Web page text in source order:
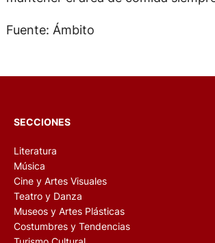
Fuente: Ámbito
SECCIONES
Literatura
Música
Cine y Artes Visuales
Teatro y Danza
Museos y Artes Plásticas
Costumbres y Tendencias